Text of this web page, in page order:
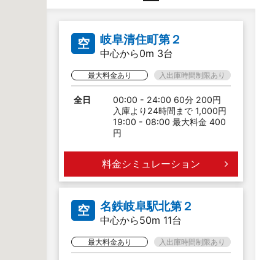
空 岐阜清住町第２
中心から0m 3台
最大料金あり 入出庫時間制限あり
全日
00:00 - 24:00 60分 200円
入庫より24時間まで 1,000円
19:00 - 08:00 最大料金 400
円
料金シミュレーション
空 名鉄岐阜駅北第２
中心から50m 11台
最大料金あり 入出庫時間制限あり